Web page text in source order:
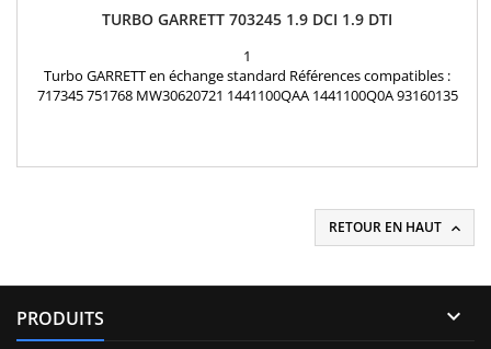
TURBO GARRETT 703245 1.9 DCI 1.9 DTI
1
Turbo GARRETT en échange standard Références compatibles :
717345 751768 MW30620721 1441100QAA 1441100Q0A 93160135
7711134299 7711497142 7711497500 7700105102C 7700105102
RETOUR EN HAUT 
PRODUITS 